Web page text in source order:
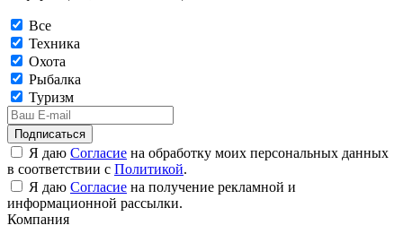
Все
Техника
Охота
Рыбалка
Туризм
Подписаться
Я даю Согласие на обработку моих персональных данных
в соответствии с Политикой.
Я даю Согласие на получение рекламной и
информационной рассылки.
Компания